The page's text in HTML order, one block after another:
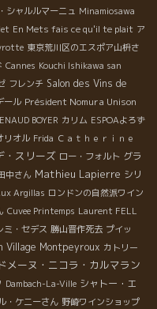
シャルルマーニュ Minamiosawa
En Mets fais ce qu'il te plait ア
東京荒川区のエスポア山枡さ
Cannes Kouchi Ishikawa san
フレンチ Salon des Vins de
ール Président Nomura Unison
BOYER カリム ESPOAよろず
リオル Frida Ｃａｔｈｅｒｉｎｅ
・スリーズ ロー・フォルト グラ
中さん Mathieu Lapierre シリ
Argillas ロンドンの自然派ワイン
Cuvee Printemps Laurent FELL
ミ・セデス 勝山晋作死去 プイッ
Village Montpeyroux カトリー
ドメーヌ・ニコラ・カルマラン
Dambach-La-Ville シャトー・エ
・ケニーさん 野崎ワインショップ